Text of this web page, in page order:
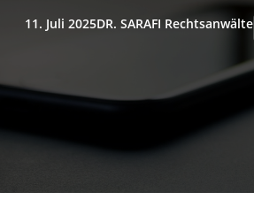
11. Juli 2025DR. SARAFI Rechtsanwälte